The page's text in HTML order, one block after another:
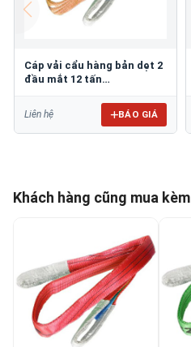
Cáp vải cẩu hàng bản dẹt 2
đầu mắt 12 tấn
Liên hệ BÁO GIÁ
Khách hàng cũng mua kèm